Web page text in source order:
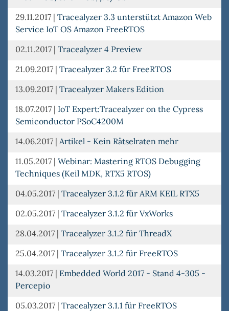
29.11.2017 | Tracealyzer 3.3 unterstützt Amazon Web
Service IoT OS Amazon FreeRTOS
02.11.2017 | Tracealyzer 4 Preview
21.09.2017 | Tracealyzer 3.2 für FreeRTOS
13.09.2017 | Tracealyzer Makers Edition
18.07.2017 | IoT Expert:Tracealyzer on the Cypress
Semiconductor PSoC4200M
14.06.2017 | Artikel - Kein Rätselraten mehr
11.05.2017 | Webinar: Mastering RTOS Debugging
Techniques (Keil MDK, RTX5 RTOS)
04.05.2017 | Tracealyzer 3.1.2 für ARM KEIL RTX5
02.05.2017 | Tracealyzer 3.1.2 für VxWorks
28.04.2017 | Tracealyzer 3.1.2 für ThreadX
25.04.2017 | Tracealyzer 3.1.2 für FreeRTOS
14.03.2017 | Embedded World 2017 - Stand 4-305 -
Percepio
05.03.2017 | Tracealyzer 3.1.1 für FreeRTOS